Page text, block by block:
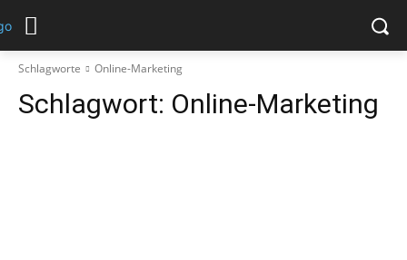
Schlagworte Online-Marketing
Schlagwort: Online-Marketing